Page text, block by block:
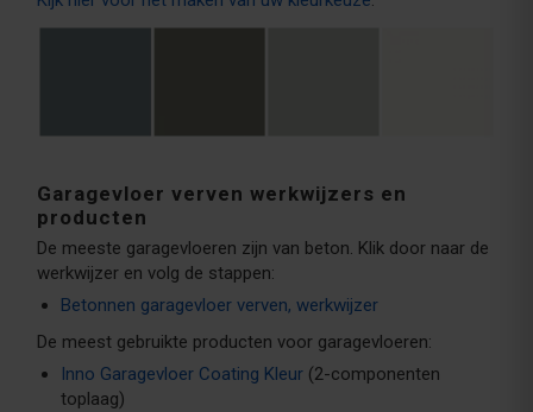
Garagevloer verven werkwijzers en
producten
De meeste garagevloeren zijn van beton. Klik door naar de
werkwijzer en volg de stappen:
Betonnen garagevloer verven, werkwijzer
De meest gebruikte producten voor garagevloeren:
Inno Garagevloer Coating Kleur (2-componenten
toplaag)